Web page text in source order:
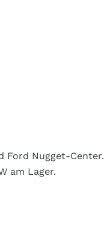
Ford Nugget-Center.
am Lager.